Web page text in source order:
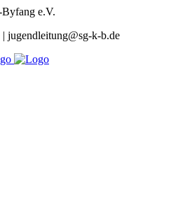
e.V.
jugendleitung@sg-k-b.de